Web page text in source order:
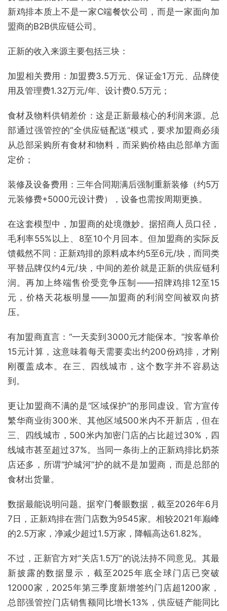
新鸡排本质上不是一家C端餐饮公司，而是一家面向加
盟商的B2B供应链公司。
正新的收入来源主要包括三块：
加盟相关费用：加盟费3.5万元、保证金1万元、品牌使
用及管理费1.32万元/年、设计费0.5万元；
食材及物料供销差价：这是正新最核心的利润来源。总
部通过强管控的“全供应链配送”模式，要求加盟商必须
从总部采购所有食材和物料，而采购价格由总部单方面
定价；
装修及设备费用：三年合同期满后强制重新装修（约5万
元装修费+5000元设计费），设备也需按周期更换。
在这套模型中，加盟商的处境微妙。据招商人员口径，
毛利率55%以上、8至10个月回本。但加盟商的实际反
馈截然不同：正新鸡排的原料成本约5至6元/块，而同类
平替品牌仅约4元/块，中间的差价就是正新的供应链利
润。再加上终端售价受竞争压制——招牌鸡排12至15
元，价格天花板明显——加盟商的利润空间被双向挤
压。
有加盟商直言：“一天卖到3000元才能保本。”按客单价
15元计算，这意味着每天需要卖出约200份鸡排，才刚
刚覆盖成本。在三、四线城市，这个数字并不容易达
到。
更让加盟商不满的是“区域保护”的形同虚设。官方宣传
繁华商业街300米、其他区域500米内不开新店，但在
三、四线城市，500米内加密门店的占比超过30%，四
线城市甚至超过37%。当同一条街上的正新鸡排比奶茶
店还多，所谓“护城河”护的就不是加盟商，而是总部的
食材出货量。
数据最能说明问题。据窄门餐眼数据，截至2026年6月
7日，正新鸡排在营门店数为9545家。相较2021年巅峰
的2.5万家，净减少超过1.5万家，降幅高达61.82%。
不过，正新官方对“关店1.5万”的说法持不同意见。其最
新披露的数据显示，截至2025年底全球门店已突破
12000家，2025年第三季度新增签约门店超1200家，
总部强管控门店销售额同比增长13%，供应链产能同比